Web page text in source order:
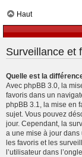
Haut
Surveillance et
Quelle est la
Avec phpBB 3.0, la
favoris dans un
phpBB 3.1, la mise en
sujet. Vous pouvez
jour. Cependant, la
a une mise à jour
les favoris et les
l’utilisateur dans